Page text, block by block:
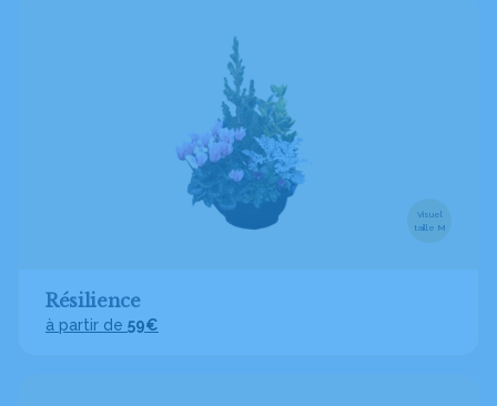
Visuel
taille M
Résilience
à partir de 59€